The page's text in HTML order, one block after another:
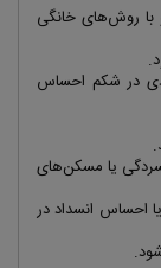
با روش‌های خانگی
در شکم احساس
یا مسکن‌های
احساس انسداد در